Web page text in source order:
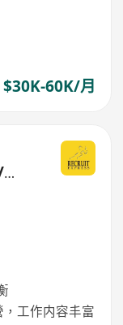
$30K-60K/月
工作内容丰富